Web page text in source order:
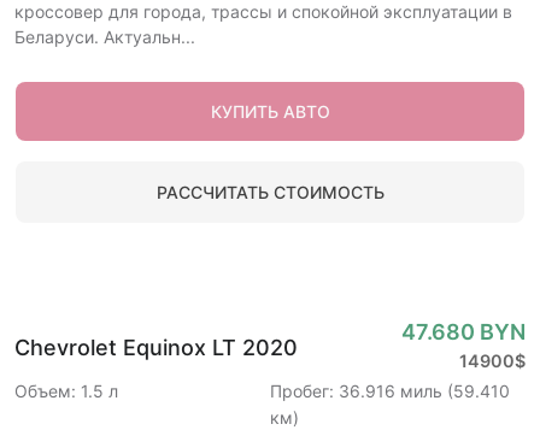
кроссовер для города, трассы и спокойной эксплуатации в
Беларуси. Актуальн...
КУПИТЬ АВТО
РАССЧИТАТЬ СТОИМОСТЬ
Chevrolet Equinox LT 2020
47.680 BYN
14900$
Объем: 1.5 л
Пробег: 36.916 миль (59.410
км)